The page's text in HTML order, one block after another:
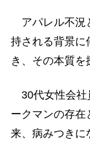
アパレル不況
持される背景に
き、その本質を
30代女性会社
ークマンの存在
来、病みつきに